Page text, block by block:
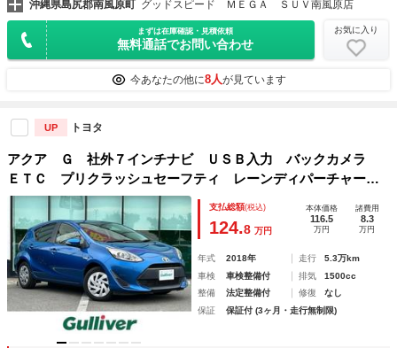
沖縄県島尻郡南風原町 グッドスピード ＭＥＧＡ ＳＵＶ南風原店
まずは在庫確認・見積依頼
無料通話でお問い合わせ
お気に入り
今あなたの他に8人が見ています
UP トヨタ
アクア Ｇ 社外７インチナビ ＵＳＢ入力 バックカメラ
ＥＴＣ プリクラッシュセーフティ レーンディパーチャーア
ラート 先行車発進お知らせ機能 横滑り防止機能 クルーズ
コントロール オートライト
支払総額(税込)
124.8 万円
本体価格
116.5
万円
諸費用
8.3
万円
年式 2018年 走行
5.3万km
車検
車検整備付 排気
1500cc
整備
法定整備付 修復
なし
保証
保証付 (3ヶ月・走行無制限)